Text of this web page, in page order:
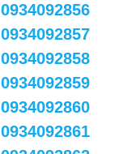
0934092856
0934092857
0934092858
0934092859
0934092860
0934092861